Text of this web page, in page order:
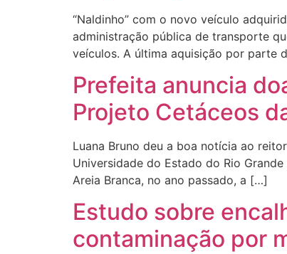
“Naldinho” com o novo veículo
administração pública de transporte
veículos. A última aquisição por parte
Prefeita anuncia
Projeto Cetáceos
Luana Bruno deu a boa notícia ao
Universidade do Estado do Rio
Areia Branca, no ano passado, a […]
Estudo sobre
contaminação por